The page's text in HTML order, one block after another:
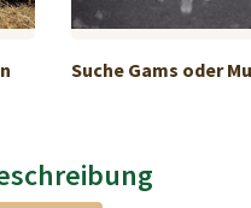
Suche Gams oder